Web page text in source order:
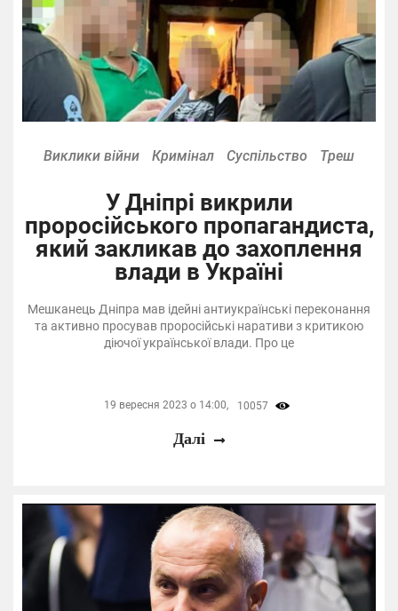
Виклики війни Кримінал Суспільство Треш
У Дніпрі викрили
проросійського пропагандиста,
який закликав до захоплення
влади в Україні
Мешканець Дніпра мав ідейні антиукраїнські переконання
та активно просував проросійські наративи з критикою
діючої української влади. Про це
19 вересня 2023 о 14:00, 10057
Далі